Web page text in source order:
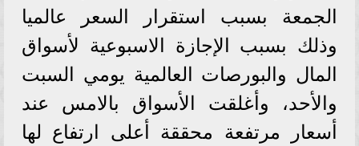
الجمعة بسبب استقرار السعر عالميا
وذلك بسبب الإجازة الاسبوعية لأسواق
المال والبورصات العالمية يومي السبت
والأحد، وأغلقت الأسواق بالامس عند
أسعار مرتفعة محققة أعلى ارتفاع لها